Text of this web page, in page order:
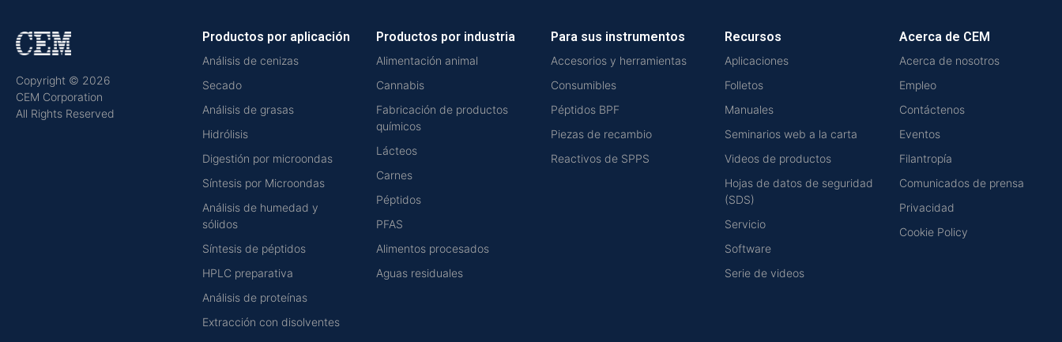
Copyright © 2026
CEM Corporation
All Rights Reserved
Productos por aplicación
Análisis de cenizas
Secado
Análisis de grasas
Hidrólisis
Digestión por microondas
Síntesis por Microondas
Análisis de humedad y
sólidos
Síntesis de péptidos
HPLC preparativa
Análisis de proteínas
Extracción con disolventes
Productos por industria
Alimentación animal
Cannabis
Fabricación de productos
químicos
Lácteos
Carnes
Péptidos
PFAS
Alimentos procesados
Aguas residuales
Para sus instrumentos
Accesorios y herramientas
Consumibles
Péptidos BPF
Piezas de recambio
Reactivos de SPPS
Recursos
Aplicaciones
Folletos
Manuales
Seminarios web a la carta
Videos de productos
Hojas de datos de seguridad
(SDS)
Servicio
Software
Serie de videos
Acerca de CEM
Acerca de nosotros
Empleo
Contáctenos
Eventos
Filantropía
Comunicados de prensa
Privacidad
Cookie Policy